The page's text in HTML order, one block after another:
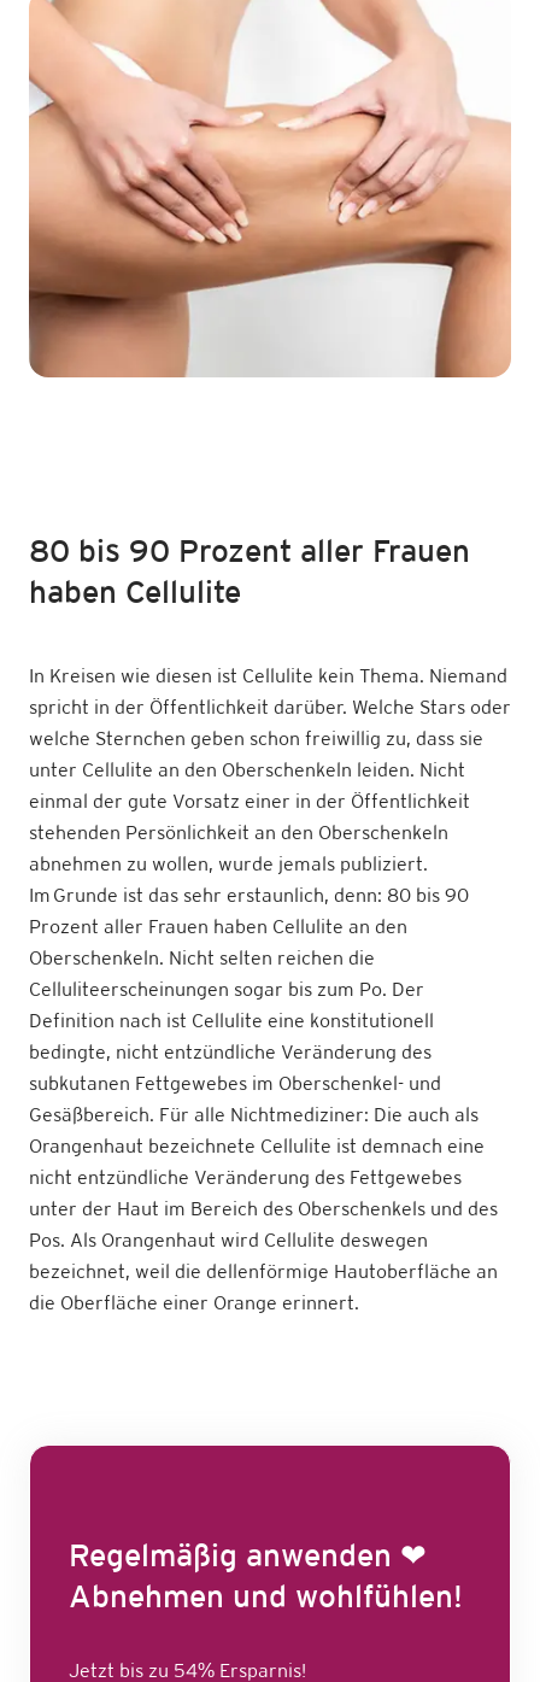
80 bis 90 Prozent aller Frauen
haben Cellulite
In Kreisen wie diesen ist Cellulite kein Thema. Niemand
spricht in der Öffentlichkeit darüber. Welche Stars oder
welche Sternchen geben schon freiwillig zu, dass sie
unter Cellulite an den Oberschenkeln leiden. Nicht
einmal der gute Vorsatz einer in der Öffentlichkeit
stehenden Persönlichkeit an den Oberschenkeln
abnehmen zu wollen, wurde jemals publiziert.
Im Grunde ist das sehr erstaunlich, denn: 80 bis 90
Prozent aller Frauen haben Cellulite an den
Oberschenkeln. Nicht selten reichen die
Celluliteerscheinungen sogar bis zum Po. Der
Definition nach ist Cellulite eine konstitutionell
bedingte, nicht entzündliche Veränderung des
subkutanen Fettgewebes im Oberschenkel- und
Gesäßbereich. Für alle Nichtmediziner: Die auch als
Orangenhaut bezeichnete Cellulite ist demnach eine
nicht entzündliche Veränderung des Fettgewebes
unter der Haut im Bereich des Oberschenkels und des
Pos. Als Orangenhaut wird Cellulite deswegen
bezeichnet, weil die dellenförmige Hautoberfläche an
die Oberfläche einer Orange erinnert.
Regelmäßig anwenden ❤
Abnehmen und wohlfühlen!
Jetzt bis zu 54% Ersparnis!